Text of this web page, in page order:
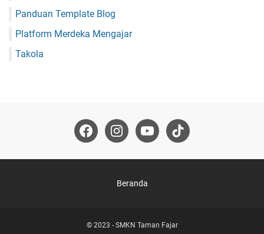
Panduan Template Blog
Platform Merdeka Mengajar
Takola
Beranda
© 2023 - SMKN Taman Fajar